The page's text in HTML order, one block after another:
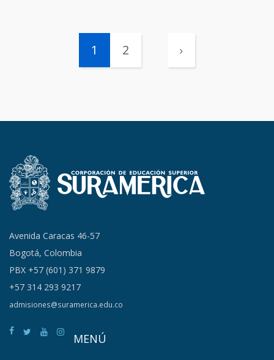
1 2
Avenida Caracas 46-57
Bogotá, Colombia
PBX +57 (601) 371 9879
+57 314 293 9217
admisiones@suramerica.edu.co
MENÚ